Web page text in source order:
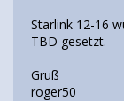
Starlink 12-16
TBD gesetzt.
Gruß
roger50